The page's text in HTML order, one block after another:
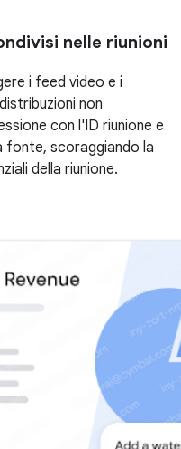
nelle riunioni
i feed video e i
non
con l'ID riunione e
fonte, scoraggiando la
della riunione.